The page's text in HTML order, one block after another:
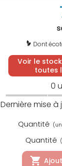
Dont
Voir le
toutes
0
Dernière mise
Quantité
Quantité